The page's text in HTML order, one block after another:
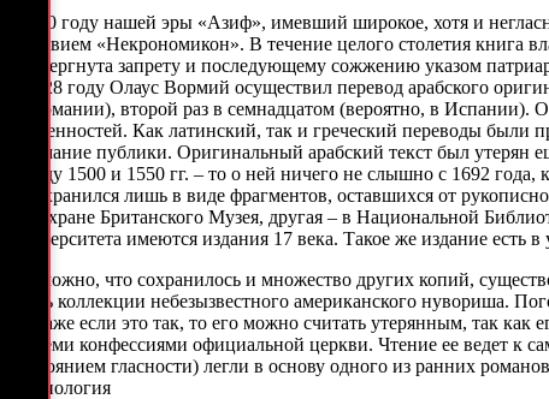
В 950 году нашей эры «Азиф», имевший широкое, хотя и
заглавием «Некрономикон». В течение целого столетия
подвергнута запрету и последующему сожжению указом
в 1228 году Олаус Вормий осуществил перевод арабского
в Германии), второй раз в семнадцатом (вероятно, в
особенностей. Как латинский, так и греческий переводы были
внимание публики. Оригинальный арабский текст был утерян
между 1500 и 1550 гг. – то о ней ничего не слышно с 1692
и сохранился лишь в виде фрагментов, оставшихся от
спецхране Британского Музея, другая – в Национальной
университета имеются издания 17 века. Такое же издание есть
Возможно, что сохранилось и множество других копий,
часть коллекции небезызвестного американского нувориша.
но даже если это так, то его можно считать утерянным, так
и всеми конфессиями официальной церкви. Чтение ее ведет к
достоянием гласности) легли в основу одного из ранних
Хронология